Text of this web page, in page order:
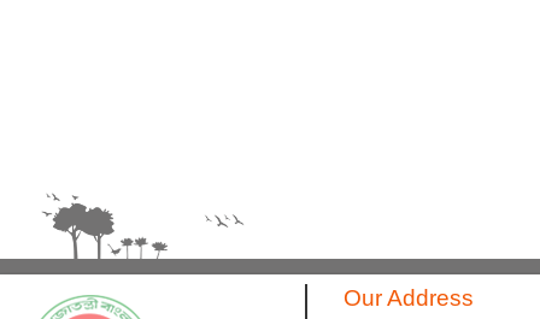
Our Address